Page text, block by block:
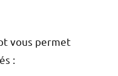
vous permet
: